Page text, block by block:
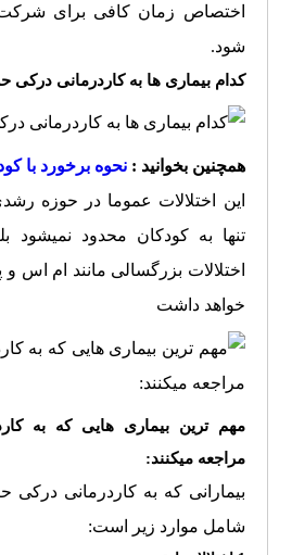
اختصاص زمان کافی برای
شود.
کدام بیماری ها به کاردرمانی درکی
همچنین بخوانید :نحوه برخورد با
این اختلالات عموما در حوزه
تنها به کودکان محدود نمیشود
اختلالات بزرگسالی مانند ام اس
خواهد داشت
مهم ترین بیماری هایی که به
مراجعه میکنند:
بیمارانی که به کاردرمانی درکی
شامل موارد زیر است: